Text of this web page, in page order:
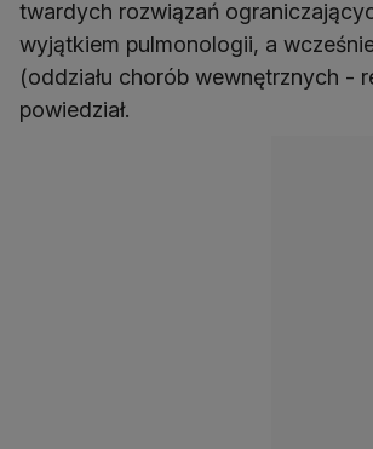
twardych rozwiązań
wyjątkiem pulmonologii, a
(oddziału chorób wewnętrznych -
powiedział.